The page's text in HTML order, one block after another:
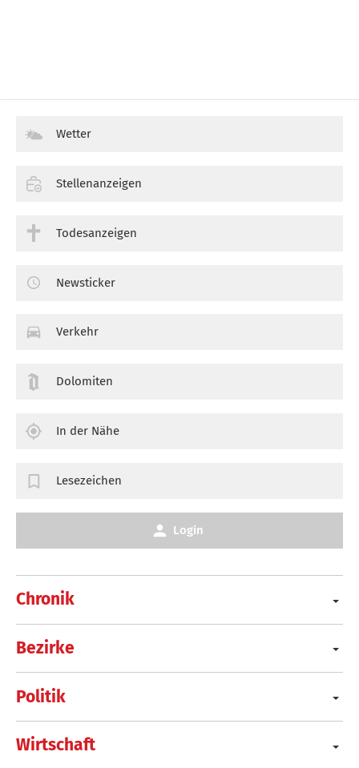
Chronik
Bezirke
Politik
Wirtschaft
Wetter
Stellenanzeigen
Todesanzeigen
Newsticker
Verkehr
Dolomiten
In der Nähe
Lesezeichen
Login